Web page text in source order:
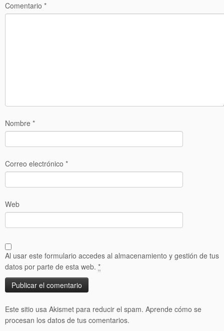
Comentario *
Nombre *
Correo electrónico *
Web
Al usar este formulario accedes al almacenamiento y gestión de tus
datos por parte de esta web. *
Este sitio usa Akismet para reducir el spam. Aprende cómo se
procesan los datos de tus comentarios.